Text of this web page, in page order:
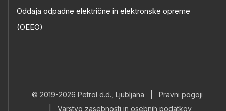
Oddaja odpadne električne in elektronske opreme
(OEEO)
© 2019-2026 Petrol d.d., Ljubljana
Pravni pogoji
Varstvo zasebnosti in osebnih podatkov